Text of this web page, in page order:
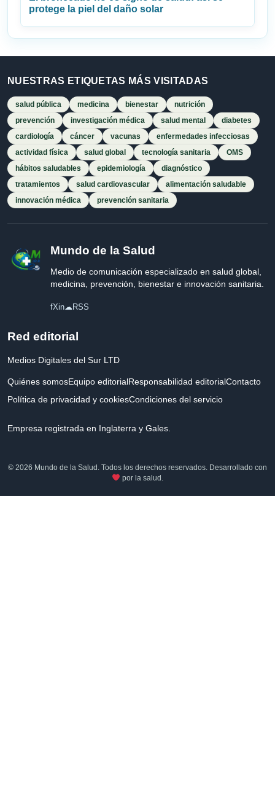
protege la piel del daño solar
NUESTRAS ETIQUETAS MÁS VISITADAS
salud pública medicina bienestar
nutrición
prevención
investigación médica salud mental
diabetes
cardiología
cáncer vacunas
enfermedades infecciosas
actividad física
salud global tecnología sanitaria
OMS
hábitos saludables
epidemiología
diagnóstico
tratamientos
salud cardiovascular
alimentación saludable
innovación médica
prevención sanitaria
Mundo de la Salud
Medio de comunicación especializado en salud global,
medicina, prevención, bienestar e innovación sanitaria.
fXin☁RSS
Red editorial
Medios Digitales del Sur LTD
Quiénes somosEquipo editorialResponsabilidad editorialContacto
Política de privacidad y cookiesCondiciones del servicio
Empresa registrada en Inglaterra y Gales.
© 2026 Mundo de la Salud. Todos los derechos reservados. Desarrollado con
por la salud.